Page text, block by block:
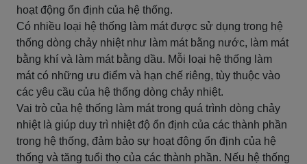
hoạt động ổn định của hệ thống.
Có nhiều loại hệ thống làm mát được sử dụng trong hệ
thống dòng chảy nhiệt như làm mát bằng nước, làm mát
bằng khí và làm mát bằng dầu. Mỗi loại hệ thống làm
mát có những ưu điểm và hạn chế riêng, tùy thuộc vào
các yêu cầu của hệ thống dòng chảy nhiệt.
Vai trò của hệ thống làm mát trong quá trình dòng chảy
nhiệt là giúp duy trì nhiệt độ ổn định của các thành phần
trong hệ thống, đảm bảo sự hoạt động ổn định của hệ
thống và tăng tuổi thọ của các thành phần. Nếu hệ thống